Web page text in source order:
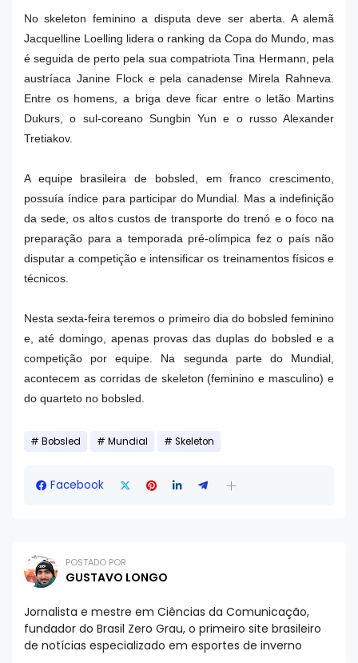
No skeleton feminino a disputa deve ser aberta. A alemã
Jacquelline Loelling lidera o ranking da Copa do Mundo, mas
é seguida de perto pela sua compatriota Tina Hermann, pela
austríaca Janine Flock e pela canadense Mirela Rahneva.
Entre os homens, a briga deve ficar entre o letão Martins
Dukurs, o sul-coreano Sungbin Yun e o russo Alexander
Tretiakov.
A equipe brasileira de bobsled, em franco crescimento,
possuía índice para participar do Mundial. Mas a indefinição
da sede, os altos custos de transporte do trenó e o foco na
preparação para a temporada pré-olímpica fez o país não
disputar a competição e intensificar os treinamentos físicos e
técnicos.
Nesta sexta-feira teremos o primeiro dia do bobsled feminino
e, até domingo, apenas provas das duplas do bobsled e a
competição por equipe. Na segunda parte do Mundial,
acontecem as corridas de skeleton (feminino e masculino) e
do quarteto no bobsled.
Bobsled Mundial Skeleton
Facebook
POSTADO POR
GUSTAVO LONGO
Jornalista e mestre em Ciências da Comunicação,
fundador do Brasil Zero Grau, o primeiro site brasileiro
de notícias especializado em esportes de inverno